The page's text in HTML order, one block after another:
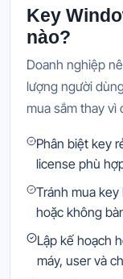
Key
nào?
Doanh nghiệp
lượng người
mua sắm thay vì
Phân biệt key
license phù
Tránh mua
hoặc không
Lập kế hoạch
máy, user và